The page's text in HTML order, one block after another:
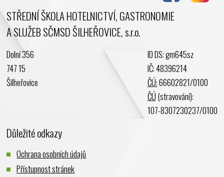
Duben 2024
Březen 2024
Leden 2024
Listopad 2023
Srpen 2023
Červen 2023
Květen 2023
STŘEDNÍ ŠKOLA HOTELNICTVÍ, GASTRONOMIE
A SLUŽEB SČMSD ŠILHEŘOVICE, s.r.o.
Dolní 356
747 15
Šilheřovice
ID DS: gm645sz
IČ: 48396214
ČÚ:66602821/0100
ČÚ (stravování):
107-8307230237/0100
Důležité odkazy
Ochrana osobních údajů
Přístupnost stránek